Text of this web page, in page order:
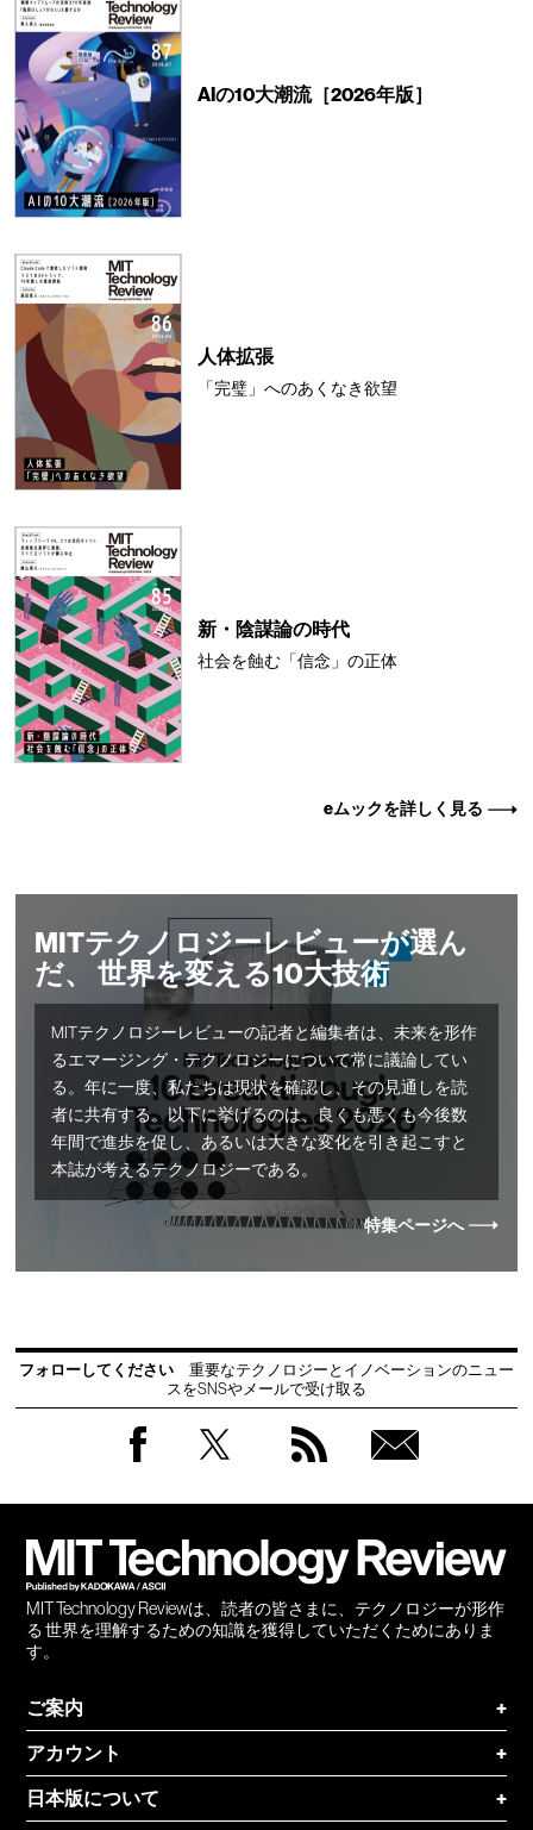
AIの10大潮流［2026年版］
人体拡張
「完璧」へのあくなき欲望
新・陰謀論の時代
社会を蝕む「信念」の正体
eムックを詳しく見る
MITテクノロジーレビューが選ん
だ、 世界を変える10大技術
MITテクノロジーレビューの記者と編集者は、未来を形作
るエマージング・テクノロジーについて常に議論してい
る。年に一度、私たちは現状を確認し、その見通しを読
者に共有する。以下に挙げるのは、良くも悪くも今後数
年間で進歩を促し、あるいは大きな変化を引き起こすと
本誌が考えるテクノロジーである。
特集ページへ
フォローしてください
重要なテクノロジーとイノベーションのニュー
スをSNSやメールで受け取る
MIT Technology Reviewは、読者の皆さまに、テクノロジーが形作
る 世界を理解するための知識を獲得していただくためにありま
す。
ご案内
+
アカウント
+
日本版について
+